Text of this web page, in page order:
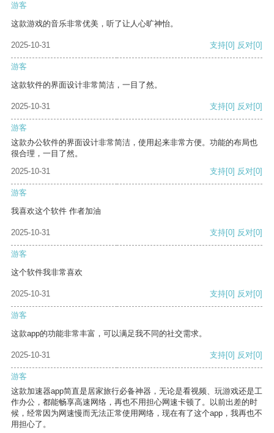
游客
这款游戏的音乐非常优美，听了让人心旷神怡。
2025-10-31 支持[0] 反对[0]
游客
这款软件的界面设计非常简洁，一目了然。
2025-10-31 支持[0] 反对[0]
游客
这款办公软件的界面设计非常简洁，使用起来非常方便。功能的布局也
很合理，一目了然。
2025-10-31
支持[0] 反对[0]
游客
我喜欢这个软件 作者加油
2025-10-31 支持[0] 反对[0]
游客
这个软件我非常喜欢
2025-10-31 支持[0] 反对[0]
游客
这款app的功能非常丰富，可以满足我不同的社交需求。
2025-10-31 支持[0] 反对[0]
游客
这款加速器app简直是居家旅行必备神器，无论是看视频、玩游戏还是工
作办公，都能畅享高速网络，再也不用担心网速卡顿了。以前出差的时
候，经常因为网速慢而无法正常使用网络，现在有了这个app，我再也不
用担心了。